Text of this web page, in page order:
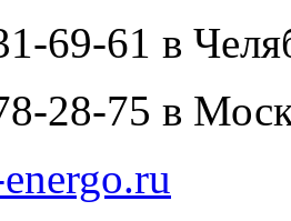
69-61 в
28-75 в